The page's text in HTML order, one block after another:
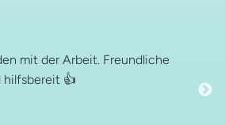
der Arbeit. Freundliche
hilfsbereit 👍